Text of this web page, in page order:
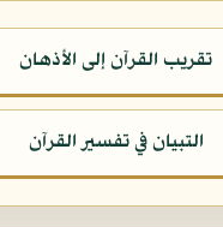
تقريب القرآن إلى الأذهان
التبيان في تفسير القرآن